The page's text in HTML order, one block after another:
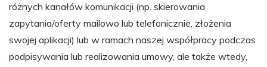
różnych kanałów komunikacji (np. skierowania
zapytania/oferty mailowo lub telefonicznie, złożenia
swojej aplikacji) lub w ramach naszej współpracy podczas
podpisywania lub realizowania umowy, ale także wtedy,